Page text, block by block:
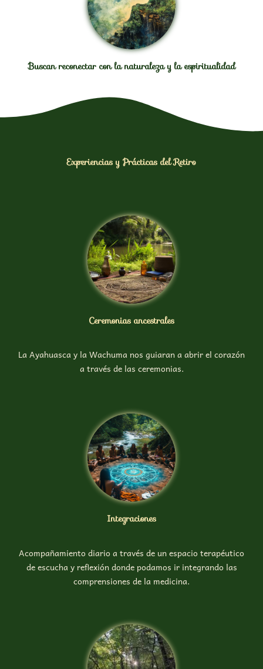
Buscan reconectar con la naturaleza y la espiritualidad
Experiencias y Prácticas del Retiro
Ceremonias ancestrales
La Ayahuasca y la Wachuma nos guiaran a abrir el corazón
a través de las ceremonias.
Integraciones
Acompañamiento diario a través de un espacio terapéutico
de escucha y reflexión donde podamos ir integrando las
comprensiones de la medicina.